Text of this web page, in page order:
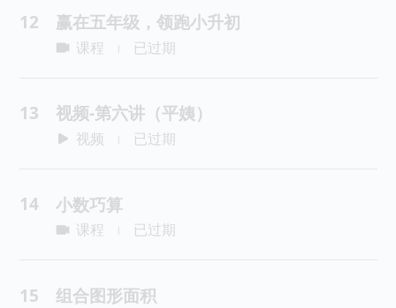
12 赢在五年级，领跑小升初
课程 已过期
13 视频-第六讲（平姨）
视频 已过期
14 小数巧算
课程 已过期
15 组合图形面积